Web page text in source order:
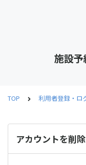
施設予
TOP 利用者登録・ロ
アカウントを削